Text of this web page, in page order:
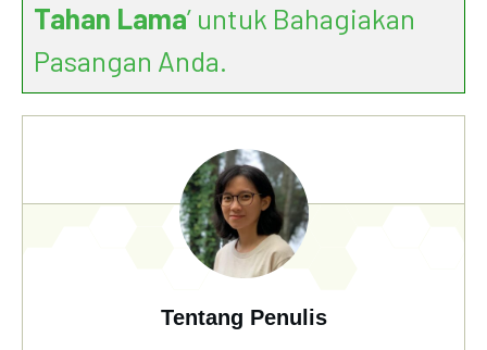
Tahan Lama’ untuk Bahagiakan
Pasangan Anda.
Tentang Penulis